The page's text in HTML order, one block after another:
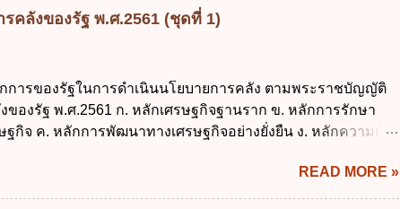
ลงวันที่ 31 สิงหาคม 2515 ข้อ 3. ข้อใดไม่ถูกต้อง 1. นายก
กกฎเพื่อปฏิบัติการตามพระราชบัญญัติวิธีการงบประมาณ พ.ศ.
. 2561 4. รัฐมนตรีว่าการกระทรวงการคลังมีหน้าที่ควบคุมการ
ห้เป็นไปอย่างโปร่งใสและตรวจสอบได้ ข้อ 4. พระราชบัญญัติวิธี
. 2561 บัญญัติให้การบริหา...
คลังของรัฐ พ.ศ.2561 (ชุดที่ 1)
การของรัฐในการดำเนินนโยบายการคลัง ตามพระราชบัญญัติ
ของรัฐ พ.ศ.2561 ก. หลักเศรษฐกิจฐานราก ข. หลักการรักษา
ฐกิจ ค. หลักการพัฒนาทางเศรษฐกิจอย่างยั่งยืน ง. หลักความเป็น
หารหนี้สาธารณะเป็นไปตามข้อใด ก. ไม่เกินร้อยละ 5 ข. ไม่เกิน
ร้อยละ 35 ง. ไม่เกินร้อยละ 60 ข้อ 3 กฎหมายว่าด้วยวินัยการเงิน
READ MORE »